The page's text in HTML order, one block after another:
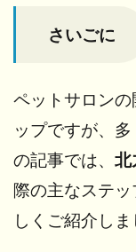
さいごに
ペットサロン
ップですが、
の記事では、 北
際の主なステ
しくご紹介しま